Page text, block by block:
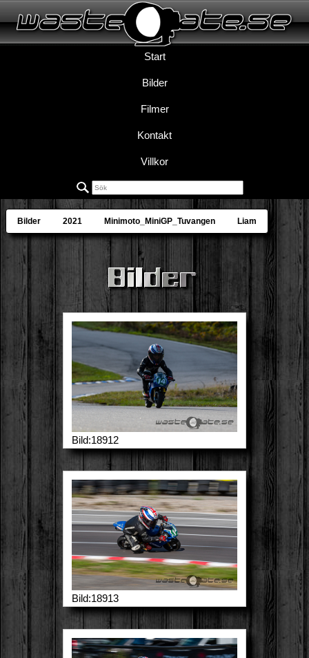
Start
Bilder
Filmer
Kontakt
Villkor
Bilder 2021 Minimoto_MiniGP_Tuvangen Liam
Bild:18912
Bild:18913